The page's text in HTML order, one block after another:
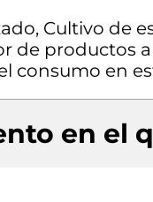
Cultivo de
de productos
consumo en
en el